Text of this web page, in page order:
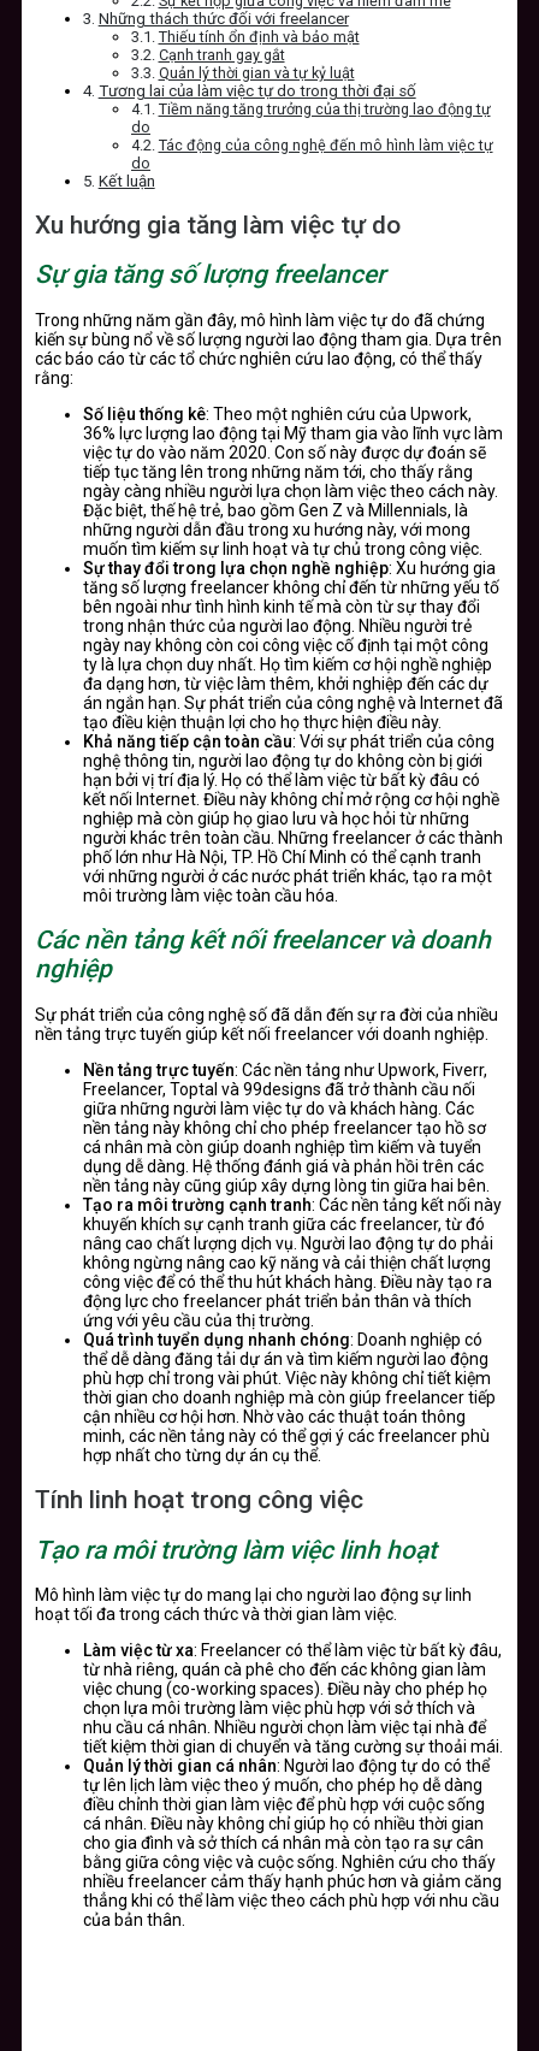
Những thách thức đối với freelancer
Thiếu tính ổn định và bảo mật
Cạnh tranh gay gắt
Quản lý thời gian và tự kỷ luật
Tương lai của làm việc tự do trong thời đại số
Tiềm năng tăng trưởng của thị trường lao động tự
do
Tác động của công nghệ đến mô hình làm việc tự
do
Kết luận
Xu hướng gia tăng làm việc tự do
Sự gia tăng số lượng freelancer
Trong những năm gần đây, mô hình làm việc tự do đã chứng
kiến sự bùng nổ về số lượng người lao động tham gia. Dựa trên
các báo cáo từ các tổ chức nghiên cứu lao động, có thể thấy
rằng:
Số liệu thống kê: Theo một nghiên cứu của Upwork,
36% lực lượng lao động tại Mỹ tham gia vào lĩnh vực làm
việc tự do vào năm 2020. Con số này được dự đoán sẽ
tiếp tục tăng lên trong những năm tới, cho thấy rằng
ngày càng nhiều người lựa chọn làm việc theo cách này.
Đặc biệt, thế hệ trẻ, bao gồm Gen Z và Millennials, là
những người dẫn đầu trong xu hướng này, với mong
muốn tìm kiếm sự linh hoạt và tự chủ trong công việc.
Sự thay đổi trong lựa chọn nghề nghiệp: Xu hướng gia
tăng số lượng freelancer không chỉ đến từ những yếu tố
bên ngoài như tình hình kinh tế mà còn từ sự thay đổi
trong nhận thức của người lao động. Nhiều người trẻ
ngày nay không còn coi công việc cố định tại một công
ty là lựa chọn duy nhất. Họ tìm kiếm cơ hội nghề nghiệp
đa dạng hơn, từ việc làm thêm, khởi nghiệp đến các dự
án ngắn hạn. Sự phát triển của công nghệ và Internet đã
tạo điều kiện thuận lợi cho họ thực hiện điều này.
Khả năng tiếp cận toàn cầu: Với sự phát triển của công
nghệ thông tin, người lao động tự do không còn bị giới
hạn bởi vị trí địa lý. Họ có thể làm việc từ bất kỳ đâu có
kết nối Internet. Điều này không chỉ mở rộng cơ hội nghề
nghiệp mà còn giúp họ giao lưu và học hỏi từ những
người khác trên toàn cầu. Những freelancer ở các thành
phố lớn như Hà Nội, TP. Hồ Chí Minh có thể cạnh tranh
với những người ở các nước phát triển khác, tạo ra một
môi trường làm việc toàn cầu hóa.
Các nền tảng kết nối freelancer và doanh
nghiệp
Sự phát triển của công nghệ số đã dẫn đến sự ra đời của nhiều
nền tảng trực tuyến giúp kết nối freelancer với doanh nghiệp.
Nền tảng trực tuyến: Các nền tảng như Upwork, Fiverr,
Freelancer, Toptal và 99designs đã trở thành cầu nối
giữa những người làm việc tự do và khách hàng. Các
nền tảng này không chỉ cho phép freelancer tạo hồ sơ
cá nhân mà còn giúp doanh nghiệp tìm kiếm và tuyển
dụng dễ dàng. Hệ thống đánh giá và phản hồi trên các
nền tảng này cũng giúp xây dựng lòng tin giữa hai bên.
Tạo ra môi trường cạnh tranh: Các nền tảng kết nối này
khuyến khích sự cạnh tranh giữa các freelancer, từ đó
nâng cao chất lượng dịch vụ. Người lao động tự do phải
không ngừng nâng cao kỹ năng và cải thiện chất lượng
công việc để có thể thu hút khách hàng. Điều này tạo ra
động lực cho freelancer phát triển bản thân và thích
ứng với yêu cầu của thị trường.
Quá trình tuyển dụng nhanh chóng: Doanh nghiệp có
thể dễ dàng đăng tải dự án và tìm kiếm người lao động
phù hợp chỉ trong vài phút. Việc này không chỉ tiết kiệm
thời gian cho doanh nghiệp mà còn giúp freelancer tiếp
cận nhiều cơ hội hơn. Nhờ vào các thuật toán thông
minh, các nền tảng này có thể gợi ý các freelancer phù
hợp nhất cho từng dự án cụ thể.
Tính linh hoạt trong công việc
Tạo ra môi trường làm việc linh hoạt
Mô hình làm việc tự do mang lại cho người lao động sự linh
hoạt tối đa trong cách thức và thời gian làm việc.
Làm việc từ xa: Freelancer có thể làm việc từ bất kỳ đâu,
từ nhà riêng, quán cà phê cho đến các không gian làm
việc chung (co-working spaces). Điều này cho phép họ
chọn lựa môi trường làm việc phù hợp với sở thích và
nhu cầu cá nhân. Nhiều người chọn làm việc tại nhà để
tiết kiệm thời gian di chuyển và tăng cường sự thoải mái.
Quản lý thời gian cá nhân: Người lao động tự do có thể
tự lên lịch làm việc theo ý muốn, cho phép họ dễ dàng
điều chỉnh thời gian làm việc để phù hợp với cuộc sống
cá nhân. Điều này không chỉ giúp họ có nhiều thời gian
cho gia đình và sở thích cá nhân mà còn tạo ra sự cân
bằng giữa công việc và cuộc sống. Nghiên cứu cho thấy
nhiều freelancer cảm thấy hạnh phúc hơn và giảm căng
thẳng khi có thể làm việc theo cách phù hợp với nhu cầu
của bản thân.